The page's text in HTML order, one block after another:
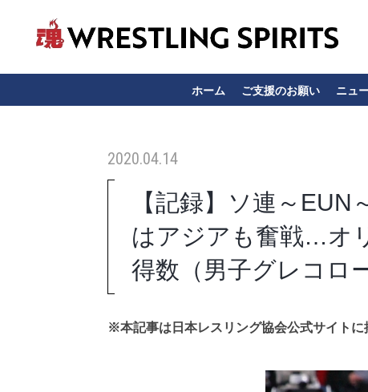
ホーム ご支援のお願い ニュ
2020.04.14
【記録】ソ連～
はアジアも奮戦…オ
得数（男子グレコロ
※本記事は日本レスリング協会公式サイトに